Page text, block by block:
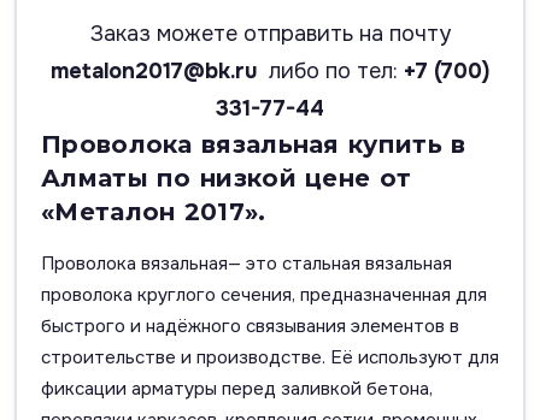
Заказ можете отправить на почту
metalon2017@bk.ru либо по тел: +7 (700)
331-77-44
Проволока вязальная купить в
Алматы по низкой цене от
«Металон 2017».
Проволока вязальная— это стальная вязальная
проволока круглого сечения, предназначенная для
быстрого и надёжного связывания элементов в
строительстве и производстве. Её используют для
фиксации арматуры перед заливкой бетона,